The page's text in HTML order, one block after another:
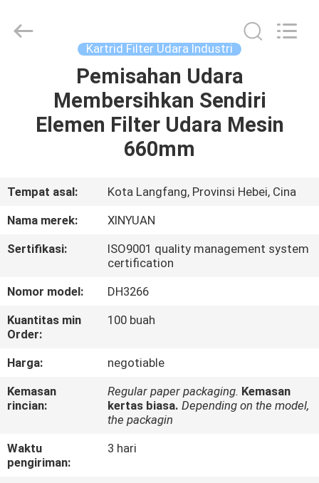
PRODUK
KAMI
PABRIK
KUALITAS
HUBUNGI
KAMI
PERMINTAAN
PENAWARAN
manufacturing
Kartrid Filter Udara Industri
Pemisahan Udara
Membersihkan Sendiri
Elemen Filter Udara Mesin
660mm
Tempat asal:
Kota Langfang, Provinsi Hebei, Cina
Nama merek:
XINYUAN
Sertifikasi:
ISO9001 quality management system
certification
Nomor model:
DH3266
Kuantitas min
Order:
100 buah
Harga:
negotiable
Kemasan
rincian:
Regular paper packaging. Kemasan
kertas biasa. Depending on the model,
the packagin
Waktu
pengiriman:
3 hari